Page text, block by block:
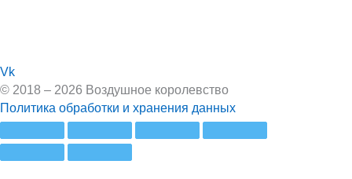
Vk
© 2018 – 2026 Воздушное королевство
Политика обработки и хранения данных